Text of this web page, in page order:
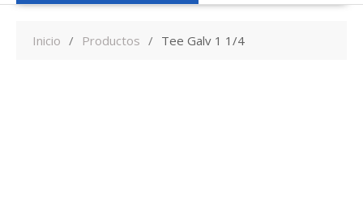
Inicio Productos Tee Galv 1 1/4